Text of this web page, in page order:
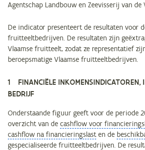
Agentschap Landbouw en Zeevisserij van de
De indicator presenteert de resultaten voor
fruitteeltbedrijven. De resultaten zijn
Vlaamse fruitteelt, zodat ze representatief
beroepsmatige Vlaamse fruitteeltbedrijven.
1 FINANCIËLE INKOMENSINDICATOREN,
BEDRIJF
Onderstaande figuur geeft voor de periode
overzicht van de cashflow voor
cashflow na financieringslasten de
gespecialiseerde fruitteeltbedrijven. De